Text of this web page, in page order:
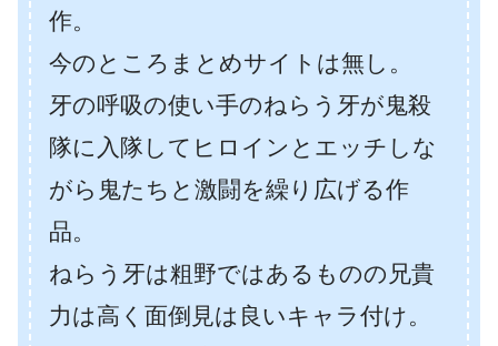
作。
今のところまとめサイトは無し。
牙の呼吸の使い手のねらう牙が鬼殺
隊に入隊してヒロインとエッチしな
がら鬼たちと激闘を繰り広げる作
品。
ねらう牙は粗野ではあるものの兄貴
力は高く面倒見は良いキャラ付け。